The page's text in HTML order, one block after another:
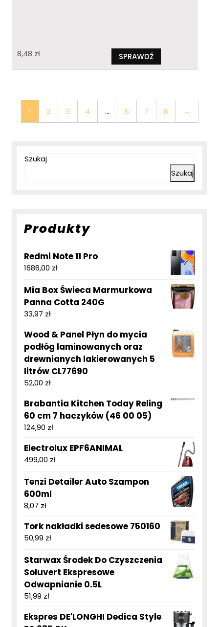
8,48 zł SPRAWDŹ
1 2 3 4 … 6 7 8 →
Szukaj
Szukaj
Produkty
Redmi Note 11 Pro
1686,00 zł
Mia Box Świeca Marmurkowa
Panna Cotta 240G
33,97 zł
Wood & Panel Płyn do mycia
podłóg laminowanych oraz
drewnianych lakierowanych 5
litrów CL77690
52,00 zł
Brabantia Kitchen Today Reling
60 cm 7 haczyków (46 00 05)
124,90 zł
Electrolux EPF6ANIMAL
499,00 zł
Tenzi Detailer Auto Szampon
600ml
8,07 zł
Tork nakładki sedesowe 750160
50,99 zł
Starwax Środek Do Czyszczenia
Soluvert Ekspresowe
Odwapnianie 0.5L
51,99 zł
Ekspres DE'LONGHI Dedica Style